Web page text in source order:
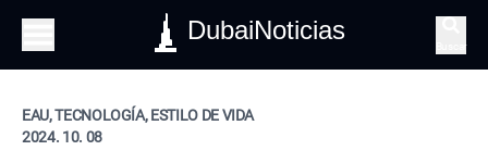
DubaiNoticias
EAU, TECNOLOGÍA, ESTILO DE VIDA
2024. 10. 08